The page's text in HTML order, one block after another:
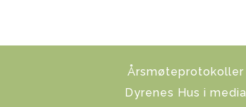
Årsmøteprotokoller
Dyrenes Hus i media